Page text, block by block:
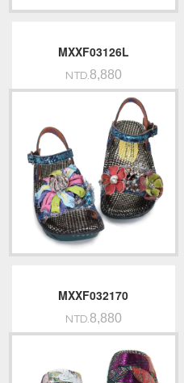
MXXF03126L
NTD.8,880
MXXF032170
NTD.8,880